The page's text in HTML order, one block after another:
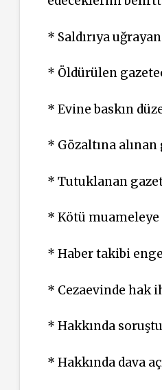
* Saldırıya
* Öldürülen
* Evine baskın
* Gözaltına alınan
* Tutuklanan
* Kötü
* Haber takibi
* Cezaevinde hak
* Hakkında
* Hakkında dava